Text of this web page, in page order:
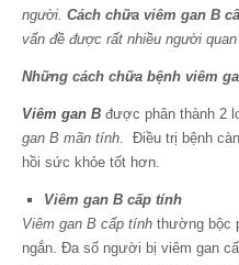
người. Cách chữa viêm gan B
vấn đề được rất nhiều người quan
Những cách chữa bệnh viêm
Viêm gan B được phân thành 2
gan B mãn tính. Điều trị bệnh
hồi sức khỏe tốt hơn.
Viêm gan B cấp tính
Viêm gan B cấp tính thường bộc
ngắn. Đa số người bị viêm gan